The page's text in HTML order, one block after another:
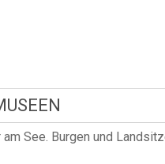
See. Burgen und